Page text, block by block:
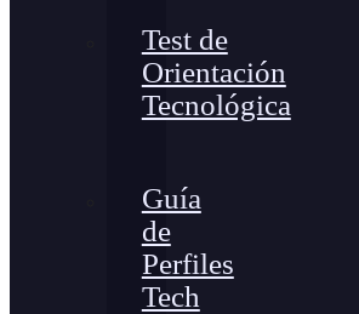
Test de
Orientación
Tecnológica
Guía
de
Perfiles
Tech